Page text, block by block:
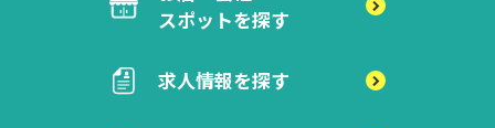
スポットを探す
求人情報を探す